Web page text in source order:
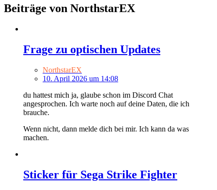
Beiträge von NorthstarEX
Frage zu optischen Updates
NorthstarEX
10. April 2026 um 14:08
du hattest mich ja, glaube schon im Discord Chat
angesprochen. Ich warte noch auf deine Daten, die ich
brauche.
Wenn nicht, dann melde dich bei mir. Ich kann da was
machen.
Sticker für Sega Strike Fighter